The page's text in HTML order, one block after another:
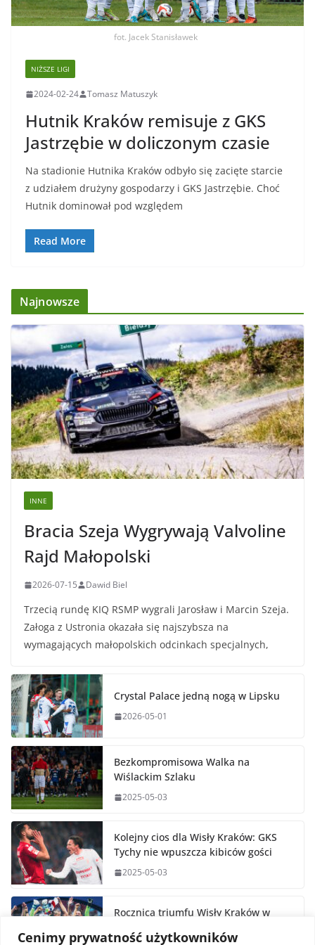
Cenimy prywatność użytkowników
fot. Jacek Stanisławek
NIŻSZE LIGI
2024-02-24 Tomasz Matuszyk
Hutnik Kraków remisuje z GKS
Jastrzębie w doliczonym czasie
Na stadionie Hutnika Kraków odbyło się zacięte starcie
z udziałem drużyny gospodarzy i GKS Jastrzębie. Choć
Hutnik dominował pod względem
Read More
Najnowsze
INNE
Bracia Szeja Wygrywają Valvoline
Rajd Małopolski
2026-07-15 Dawid Biel
Trzecią rundę KIQ RSMP wygrali Jarosław i Marcin Szeja.
Załoga z Ustronia okazała się najszybsza na
wymagających małopolskich odcinkach specjalnych,
Crystal Palace jedną nogą w Lipsku
2026-05-01
Bezkompromisowa Walka na
Wiślackim Szlaku
2025-05-03
Kolejny cios dla Wisły Kraków: GKS
Tychy nie wpuszcza kibiców gości
2025-05-03
Rocznica triumfu Wisły Kraków w